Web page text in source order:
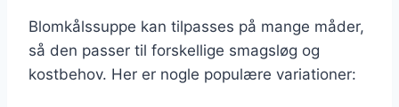
Blomkålssuppe kan tilpasses på mange måder,
så den passer til forskellige smagsløg og
kostbehov. Her er nogle populære variationer: